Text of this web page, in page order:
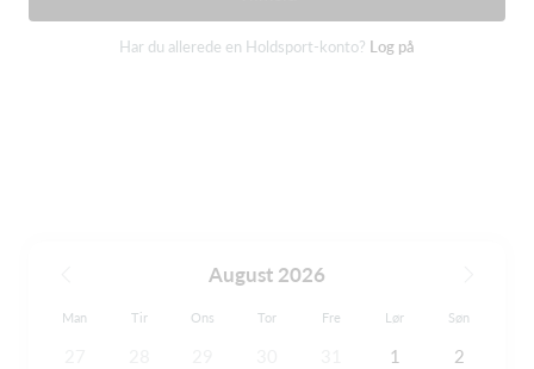
Har du allerede en Holdsport-konto? Log på
August 2026
Man Tir Ons Tor Fre Lør Søn
1 2